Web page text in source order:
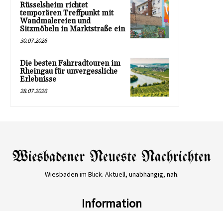
Rüsselsheim richtet
temporären Treffpunkt mit
Wandmalereien und
Sitzmöbeln in Marktstraße ein
30.07.2026
Die besten Fahrradtouren im
Rheingau für unvergessliche
Erlebnisse
28.07.2026
Wiesbaden im Blick. Aktuell, unabhängig, nah.
Information